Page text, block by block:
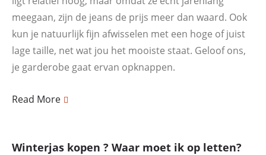
meegaan, zijn de jeans de prijs meer dan waard. Ook
kun je natuurlijk fijn afwisselen met een hoge of juist
lage taille, net wat jou het mooiste staat. Geloof ons,
je garderobe gaat ervan opknappen.
Read More
Winterjas kopen ? Waar moet ik op letten?